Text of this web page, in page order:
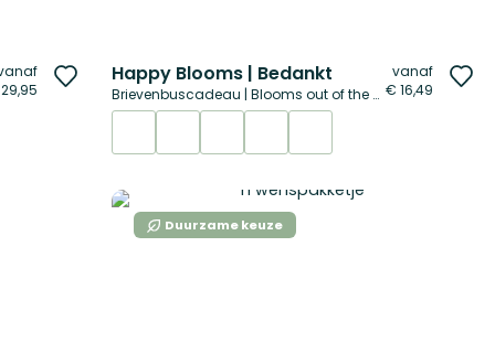
Voeg
verlanglijst
Happy Blooms | Bedankt
Brievenbuscadeau | Blooms out of the box
vanaf
€ 16,49
Duurzame keuze